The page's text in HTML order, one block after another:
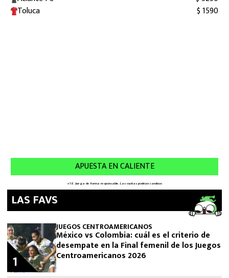
LAS FAVS
JUEGOS CENTROAMERICANOS
México vs Colombia: cuál es el criterio de
desempate en la Final femenil de los Juegos
Centroamericanos 2026
1